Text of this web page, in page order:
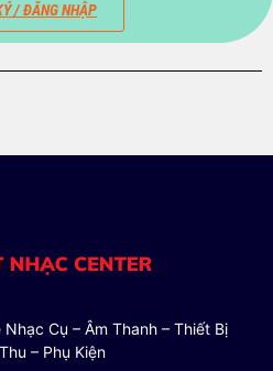
/ ĐĂNG NHẬP
Cụ – Âm Thanh – Thiết Bị
– Phụ Kiện